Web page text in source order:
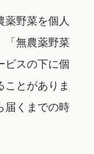
野菜を個人
「無農薬野菜
ビスの下に個
ことがありま
届くまでの時